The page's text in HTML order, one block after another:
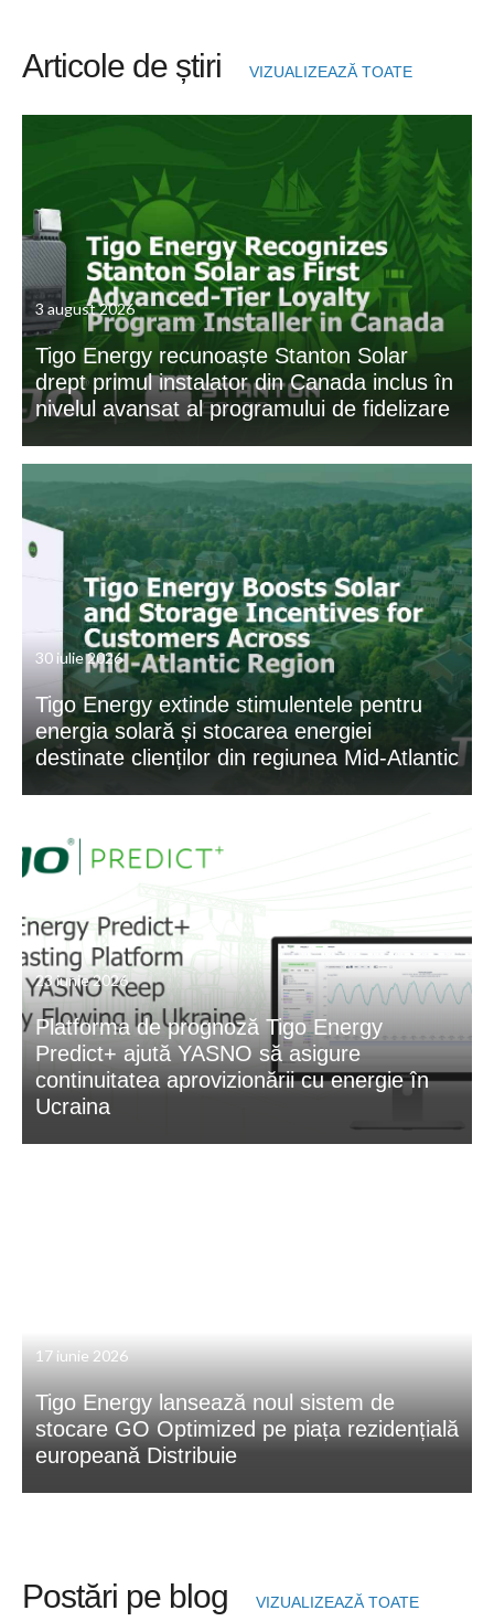
Articole de știri VIZUALIZEAZĂ TOATE
3 august 2026
Tigo Energy recunoaște Stanton Solar
drept primul instalator din Canada inclus în
nivelul avansat al programului de fidelizare
30 iulie 2026
Tigo Energy extinde stimulentele pentru
energia solară și stocarea energiei
destinate clienților din regiunea Mid-Atlantic
23 iunie 2026
Platforma de prognoză Tigo Energy
Predict+ ajută YASNO să asigure
continuitatea aprovizionării cu energie în
Ucraina
17 iunie 2026
Tigo Energy lansează noul sistem de
stocare GO Optimized pe piața rezidențială
europeană Distribuie
Postări pe blog VIZUALIZEAZĂ TOATE